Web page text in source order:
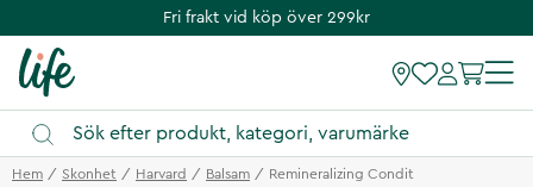
Fri frakt vid köp över 299kr
Hem Skonhet Harvard Balsam Remineralizing Condit